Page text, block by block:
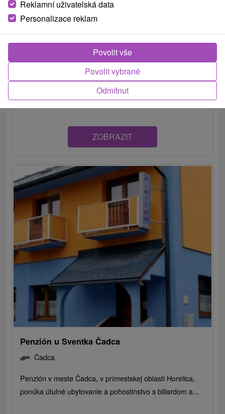
Jazz Penzion Čadca
Penzión v peknom prostredí Kysuc, v centre mesta
Čadca, ponúka celoročné ubytovanie v útulne
ZOBRAZIT
Penzión u Sventka Čadca
Čadca
Penzión v meste Čadca, v prímestskej oblasti Horelica,
ponúka útulné ubytovanie a pohostinstvo s biliardom a...
Reklamní uživatelská data
Personalizace reklam
Odmítnut
Povolit vybrané
Povolit vše